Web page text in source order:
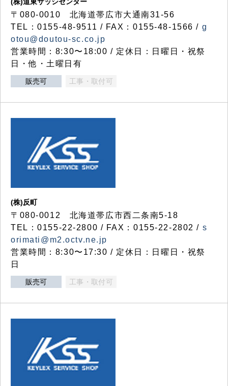
〒080-0010 北海道帯広市大通南31-56
TEL：0155-48-9511 / FAX：0155-48-1566 / g
otou@doutou-sc.co.jp
営業時間：8:30〜18:00 / 定休日：日曜日・祝祭
日・他・土曜日有
販売可 工事・取付可
(株)反町
〒080-0012 北海道帯広市西二条南5-18
TEL：0155-22-2800 / FAX：0155-22-2802 / s
orimati@m2.octv.ne.jp
営業時間：8:30〜17:30 / 定休日：日曜日・祝祭
日
販売可 工事・取付可